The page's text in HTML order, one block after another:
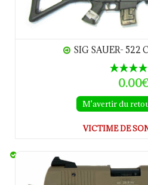
SIG SAUER- 522
M'avertir du
VICTIME DE
SIG SAUER- 1911 22LR